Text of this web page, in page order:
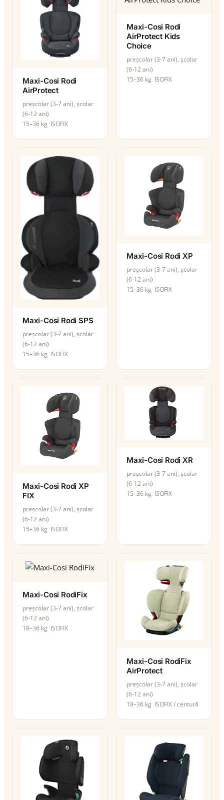
Maxi-Cosi Rodi
AirProtect
preșcolar (3-7 ani), școlar
(6-12 ani)
15–36 kg ISOFIX
Maxi-Cosi Rodi
AirProtect Kids
Choice
preșcolar (3-7 ani), școlar
(6-12 ani)
15–36 kg ISOFIX
Maxi-Cosi Rodi SPS
preșcolar (3-7 ani), școlar
(6-12 ani)
15–36 kg ISOFIX
Maxi-Cosi Rodi XP
preșcolar (3-7 ani), școlar
(6-12 ani)
15–36 kg ISOFIX
Maxi-Cosi Rodi XP
FIX
preșcolar (3-7 ani), școlar
(6-12 ani)
15–36 kg ISOFIX
Maxi-Cosi Rodi XR
preșcolar (3-7 ani), școlar
(6-12 ani)
15–36 kg ISOFIX
Maxi-Cosi RodiFix
preșcolar (3-7 ani), școlar
(6-12 ani)
18–36 kg ISOFIX
Maxi-Cosi RodiFix
AirProtect
preșcolar (3-7 ani), școlar
(6-12 ani)
18–36 kg ISOFIX / centură